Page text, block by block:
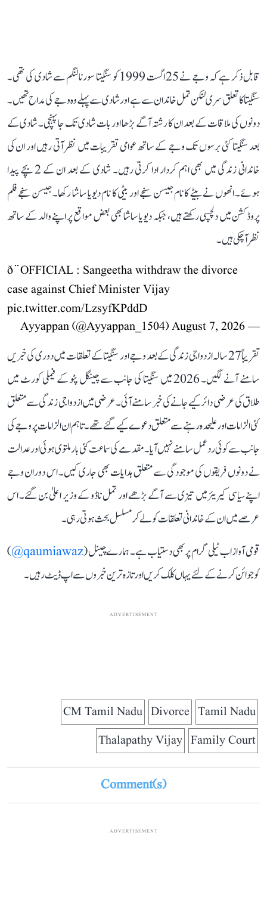
قابل ذکر ہے کہ وجے نے 25 اگست 1999 کو سنگیتا سورنالنگم سے شادی کی تھی۔
سنگیتا کا تعلق سری لنکن تمل خاندان سے ہے اور شادی سے پہلے وہ وجے کی مداح تھیں۔
دونوں کی ملاقات کے بعد ان کا رشتہ آگے بڑھا اور بات شادی تک جا پہنچی۔ شادی کے
بعد سنگیتا کئی برسوں تک وجے کے ساتھ عوامی تقریبات میں نظر آتی رہیں اور ان کی
خاندانی زندگی میں بھی اہم کردار ادا کرتی رہیں۔ شادی کے بعد ان کے 2 بچے پیدا
ہوئے۔ انھوں نے بیٹے کا نام جیسن سنجے اور بیٹی کا نام دیویا ساشا رکھا۔ جیسن سنجے فلم
پروڈکشن میں دلچسپی رکھتے ہیں، جبکہ دیویا ساشا بھی بعض مواقع پر اپنے والد کے ساتھ
نظر آ چکی ہیں۔
ð¨OFFICIAL : Sangeetha withdraw the divorce
case against Chief Minister Vijay
pic.twitter.com/LzsyfKPddD
— Ayyappan (@Ayyappan_1504)
August 7, 2026
تقریباً 27 سالہ ازدواجی زندگی کے بعد وجے اور سنگیتا کے تعلقات میں دوری کی خبریں
سامنے آنے لگیں۔ 2026 میں سنگیتا کی جانب سے چینگل پٹو کے فیملی کورٹ میں
طلاق کی عرضی دائر کیے جانے کی خبر سامنے آئی۔ عرضی میں ازدواجی زندگی سے متعلق
کئی الزامات اور علیحدہ رہنے سے متعلق دعوے کیے گئے تھے۔ تاہم ان الزامات پر وجے کی
جانب سے کوئی ردعمل سامنے نہیں آیا۔ مقدمے کی سماعت کئی بار ملتوی ہوئی اور عدالت
نے دونوں فریقوں کی موجودگی سے متعلق ہدایات بھی جاری کیں۔ اس دوران وجے
اپنے سیاسی کیریئر میں تیزی سے آگے بڑھے اور تمل ناڈو کے وزیر اعلیٰ بن گئے۔ اس
عرصے میں ان کے خاندانی تعلقات کو لے کر مسلسل بحث ہوتی رہی۔
قومی آواز اب ٹیلی گرام پر بھی دستیاب ہے۔ ہمارے چینل (qaumiawaz@
)
کو جوائن کرنے کے لئے یہاں کلک کریں اور تازہ ترین خبروں سے اپ ڈیٹ رہیں۔
ADVERTISEMENT
Tamil Nadu
Divorce
CM Tamil Nadu
Family Court
Thalapathy Vijay
Comment(s)
ADVERTISEMENT